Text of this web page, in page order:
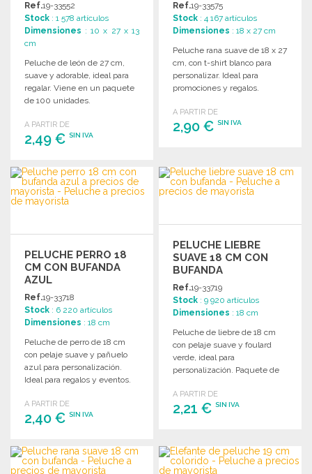
Ref.19-33552
Stock : 1 578 artículos
Dimensiones : 10 x 27 x 13
cm
Peluche de león de 27 cm,
suave y adorable, ideal para
regalar. Viene en un paquete
de 100 unidades.
A PARTIR DE
2,49 € SIN IVA
PEDIR
Solicitar un presupuesto
Ref.19-33575
Stock : 4 167 artículos
Dimensiones : 18 x 27 cm
Peluche rana suave de 18 x 27
cm, con t-shirt blanco para
personalizar. Ideal para
promociones y regalos.
A PARTIR DE
2,90 €SIN IVA
Solicitar un presupuesto
PELUCHE PERRO 18
CM CON BUFANDA
AZUL
Ref.19-33718
Stock : 6 220 artículos
Dimensiones : 18 cm
Peluche de perro de 18 cm
con pelaje suave y pañuelo
azul para personalización.
Ideal para regalos y eventos.
A PARTIR DE
2,40 € SIN IVA
PEDIR
Solicitar un presupuesto
PELUCHE LIEBRE
SUAVE 18 CM CON
BUFANDA
Ref.19-33719
Stock : 9 920 artículos
Dimensiones : 18 cm
Peluche de liebre de 18 cm
con pelaje suave y foulard
verde, ideal para
personalización. Paquete de
A PARTIR DE
2,21 €SIN IVA
Solicitar un presupuesto